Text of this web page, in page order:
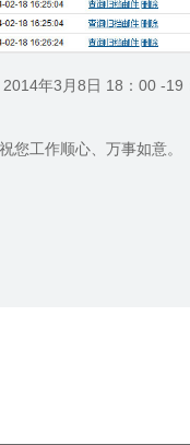
年3月8日 18：00 -
您工作顺心、万事如意。